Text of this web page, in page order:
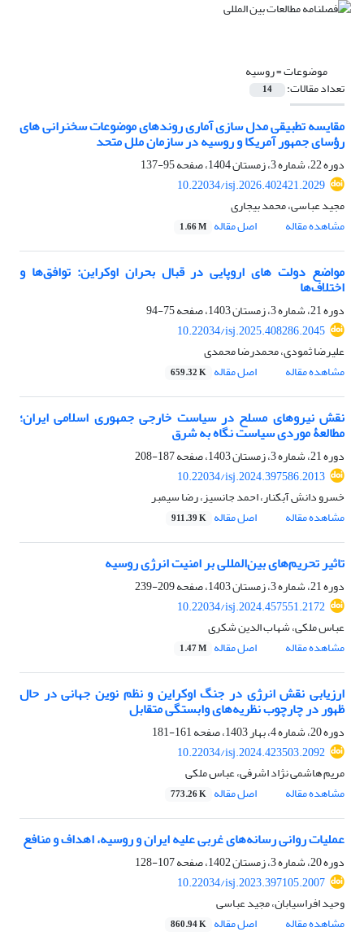
موضوعات =روسیه
تعداد مقالات: 14
مقایسه تطبیقی مدل سازی آماری روندهای موضوعات سخنرانی های
رؤسای جمهور آمریکا و روسیه در سازمان ملل متحد
دوره 22، شماره 3، زمستان 1404، صفحه
95-137
10.22034/isj.2026.402421.2029
مجید عباسی، محمد بیجاری
مشاهده مقاله
اصل مقاله 1.66 M
مواضع دولت های اروپایی در قبال بحران اوکراین: توافق‌ها و
اختلاف‌ها
دوره 21، شماره 3، زمستان 1403، صفحه
75-94
10.22034/isj.2025.408286.2045
علیرضا ثمودی، محمدرضا محمدی
مشاهده مقاله
اصل مقاله 659.32 K
نقش نیروهای مسلح در سیاست خارجی جمهوری اسلامی ایران؛
مطالعۀ موردی سیاست نگاه به شرق
دوره 21، شماره 3، زمستان 1403، صفحه
187-208
10.22034/isj.2024.397586.2013
خسرو دانش آبکنار، احمد جانسیز، رضا سیمبر
مشاهده مقاله
اصل مقاله 911.39 K
تاثیر تحریم‌های بین‌المللی بر امنیت انرژی روسیه
دوره 21، شماره 3، زمستان 1403، صفحه
209-239
10.22034/isj.2024.457551.2172
عباس ملکی، شهاب الدین شکری
مشاهده مقاله
اصل مقاله 1.47 M
ارزیابی نقش انرژی در جنگ اوکراین و نظم نوین جهانی در حال
ظهور در چارچوب نظریه‌های وابستگی متقابل
دوره 20، شماره 4، بهار 1403، صفحه
161-181
10.22034/isj.2024.423503.2092
مریم هاشمی نژاد اشرفی، عباس ملکی
مشاهده مقاله
اصل مقاله 773.26 K
عملیات روانی رسانه‌های غربی علیه ایران و روسیه، اهداف و منافع
دوره 20، شماره 3، زمستان 1402، صفحه
107-128
10.22034/isj.2023.397105.2007
وحید افراسیابان، مجید عباسی
مشاهده مقاله
اصل مقاله 860.94 K